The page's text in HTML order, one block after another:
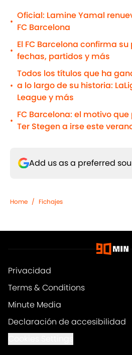
•
Oficial: Lamine Yamal
FC Barcelona
•
El FC Barcelona confirma
fechas, partidos y más
•
Todos los títulos que ha
a lo largo de su historia:
League y más
•
FC Barcelona: el motivo
Ter Stegen a irse este
Add us as a preferred
Home / Fichajes
Privacidad
Terms & Conditions
Minute Media
Declaración de accesibilidad